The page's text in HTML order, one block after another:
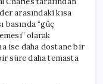
arasındaki kısa
basında “güç
olarak
ise daha dostane bir
süre daha temasta